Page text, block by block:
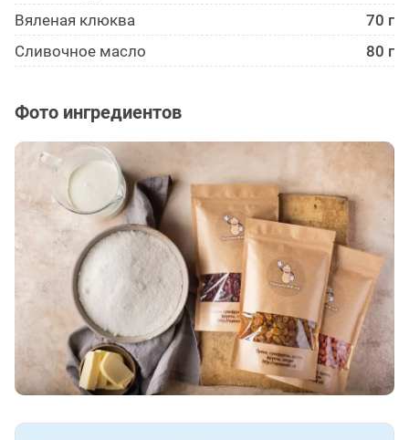
Вяленая клюква
70 г
Сливочное масло
80 г
Фото ингредиентов